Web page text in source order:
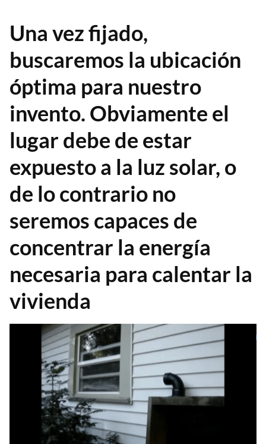
Una vez fijado,
buscaremos la ubicación
óptima para nuestro
invento. Obviamente el
lugar debe de estar
expuesto a la luz solar, o
de lo contrario no
seremos capaces de
concentrar la energía
necesaria para calentar la
vivienda